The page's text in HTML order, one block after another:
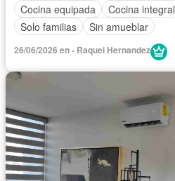
Cocina equipada
Cocina integral
Solo familias
Sin amueblar
26/06/2026 en - Raquel Hernandez